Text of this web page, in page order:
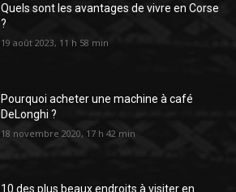
Quels sont les avantages de vivre en Corse
?
19 août 2023, 11 h 58 min
Pourquoi acheter une machine à café
DeLonghi ?
18 novembre 2020, 17 h 42 min
10 des plus beaux endroits à visiter en